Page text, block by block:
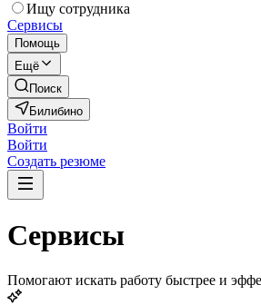
Ищу сотрудника
Сервисы
Помощь
Ещё
Поиск
Билибино
Войти
Войти
Создать резюме
Сервисы
Помогают искать работу быстрее и